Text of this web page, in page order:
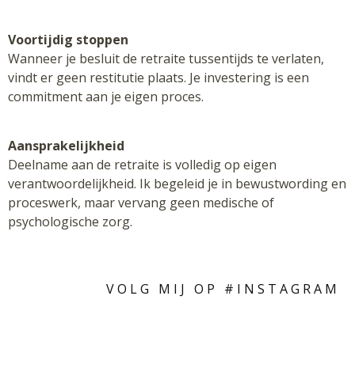
Voortijdig stoppen
Wanneer je besluit de retraite tussentijds te verlaten,
vindt er geen restitutie plaats. Je investering is een
commitment aan je eigen proces.
Aansprakelijkheid
Deelname aan de retraite is volledig op eigen
verantwoordelijkheid. Ik begeleid je in bewustwording en
proceswerk, maar vervang geen medische of
psychologische zorg.
VOLG MIJ OP #INSTAGRAM